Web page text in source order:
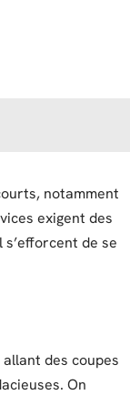
notamment
exigent des
de se
des coupes
On